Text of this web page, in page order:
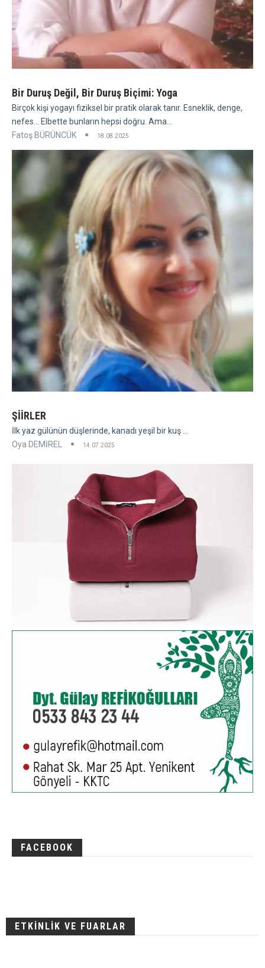
Bir Duruş Değil, Bir Duruş Biçimi: Yoga
Birçok kişi yogayı fiziksel bir pratik olarak tanır. Esneklik, denge,
nefes... Elbette bunların hepsi doğru. Ama...
Fatoş BÜRÜNCÜK
18.08.2025
ŞİİRLER
İlk yaz gülünün düşlerinde, kanadı yeşil bir kuş ...
Oya DEMİREL
14.07.2025
FACEBOOK
ETKİNLİK VE FUARLAR